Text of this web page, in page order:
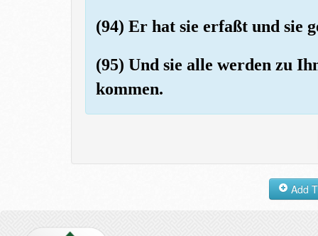
(94) Er hat sie erfaßt und sie
(95) Und sie alle werden zu
kommen.